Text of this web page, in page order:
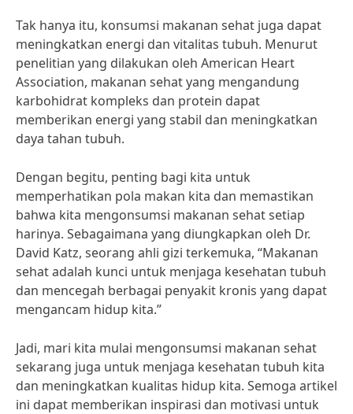
Tak hanya itu, konsumsi makanan sehat juga dapat
meningkatkan energi dan vitalitas tubuh. Menurut
penelitian yang dilakukan oleh American Heart
Association, makanan sehat yang mengandung
karbohidrat kompleks dan protein dapat
memberikan energi yang stabil dan meningkatkan
daya tahan tubuh.
Dengan begitu, penting bagi kita untuk
memperhatikan pola makan kita dan memastikan
bahwa kita mengonsumsi makanan sehat setiap
harinya. Sebagaimana yang diungkapkan oleh Dr.
David Katz, seorang ahli gizi terkemuka, “Makanan
sehat adalah kunci untuk menjaga kesehatan tubuh
dan mencegah berbagai penyakit kronis yang dapat
mengancam hidup kita.”
Jadi, mari kita mulai mengonsumsi makanan sehat
sekarang juga untuk menjaga kesehatan tubuh kita
dan meningkatkan kualitas hidup kita. Semoga artikel
ini dapat memberikan inspirasi dan motivasi untuk